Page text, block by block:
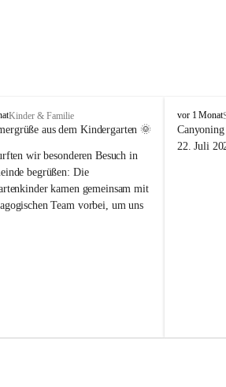
Kinder & Familie
aus dem Kindergarten 🌞
wir besonderen Besuch in
begrüßen: Die
kamen gemeinsam mit
Team vorbei, um uns
V
i
k
vor 1 Monat
22. Juli